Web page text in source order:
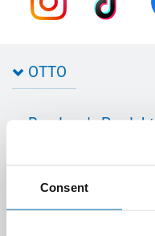
Consent
OTTO
Anfahrt
OTTO 360° Service-Paket
Rund um's Produkt
Farbvielfalt
Anwendungsberatung